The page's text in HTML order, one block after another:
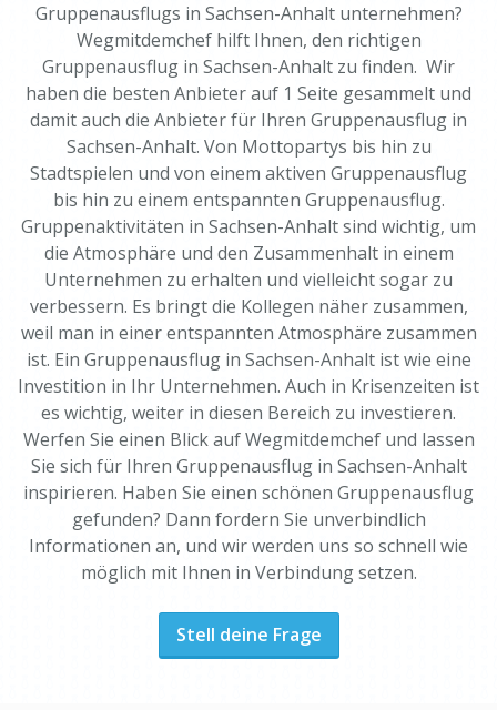
Gruppenausflugs in Sachsen-Anhalt unternehmen?
Wegmitdemchef hilft Ihnen, den richtigen
Gruppenausflug in Sachsen-Anhalt zu finden. Wir
haben die besten Anbieter auf 1 Seite gesammelt und
damit auch die Anbieter für Ihren Gruppenausflug in
Sachsen-Anhalt. Von Mottopartys bis hin zu
Stadtspielen und von einem aktiven Gruppenausflug
bis hin zu einem entspannten Gruppenausflug.
Gruppenaktivitäten in Sachsen-Anhalt sind wichtig, um
die Atmosphäre und den Zusammenhalt in einem
Unternehmen zu erhalten und vielleicht sogar zu
verbessern. Es bringt die Kollegen näher zusammen,
weil man in einer entspannten Atmosphäre zusammen
ist. Ein Gruppenausflug in Sachsen-Anhalt ist wie eine
Investition in Ihr Unternehmen. Auch in Krisenzeiten ist
es wichtig, weiter in diesen Bereich zu investieren.
Werfen Sie einen Blick auf Wegmitdemchef und lassen
Sie sich für Ihren Gruppenausflug in Sachsen-Anhalt
inspirieren. Haben Sie einen schönen Gruppenausflug
gefunden? Dann fordern Sie unverbindlich
Informationen an, und wir werden uns so schnell wie
möglich mit Ihnen in Verbindung setzen.
Stell deine Frage